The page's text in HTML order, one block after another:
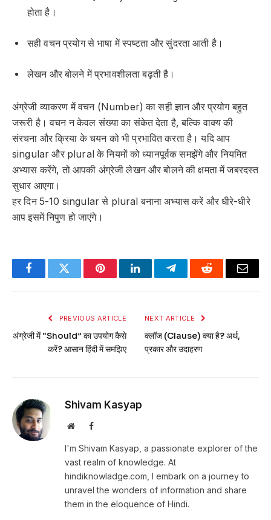
होता है।
सही वचन प्रयोग से भाषा में स्पष्टता और सुंदरता आती है।
लेखन और बोलने में प्रभावशीलता बढ़ती है।
अंग्रेजी व्याकरण में वचन (Number) का सही ज्ञान और प्रयोग बहुत
जरूरी है। वचन न केवल संख्या का संकेत देता है, बल्कि वाक्य की
संरचना और क्रिया के चयन को भी प्रभावित करता है। यदि आप
singular और plural के नियमों को ध्यानपूर्वक समझेंगे और नियमित
अभ्यास करेंगे, तो आपकी अंग्रेजी लेखन और बोलने की क्षमता में जबरदस्त
सुधार आएगा।
हर दिन 5-10 singular से plural बनाना अभ्यास करें और धीरे-धीरे
आप इसमें निपुण हो जाएंगे।
FacebookTwitter PinterestLinkedInTelegramReddit Email
PREVIOUS ARTICLE
अंग्रेजी में “Should” का उपयोग कैसे
करें? आसान हिंदी में समझिए
NEXT ARTICLE
क्लॉज (Clause) क्या है? अर्थ,
प्रकार और उदाहरण
Shivam Kasyap
WebsiteFacebook
I'm Shivam Kasyap, a passionate explorer of the
vast realm of knowledge. At
hindiknowladge.com, I embark on a journey to
unravel the wonders of information and share
them in the eloquence of Hindi.